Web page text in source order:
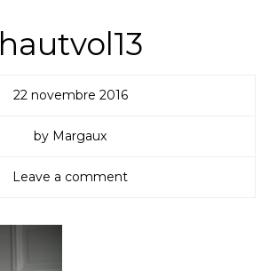
hautvol13
22 novembre 2016
by Margaux
Leave a comment